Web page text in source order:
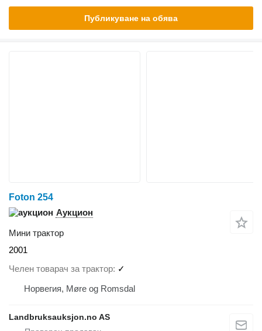
Публикуване на обява
Foton 254
Аукцион
Мини трактор
2001
Челен товарач за трактор ✓
Норвегия, Møre og Romsdal
Landbruksauksjon.no AS